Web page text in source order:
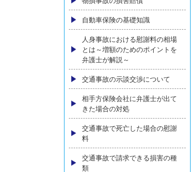
ご相談の流れ
後遺障害（後遺症）について
交通事故の脳外傷による後遺障
害
首の外傷
腰の外傷
内臓の後遺障害
物損事故の損害賠償